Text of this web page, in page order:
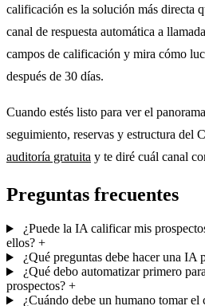
calificación es la solución más directa
canal de respuesta automática a
campos de calificación y mira cómo
después de 30 días.
Cuando estés listo para ver el
seguimiento, reservas y estructura
auditoría gratuita y te diré cuál canal
Preguntas frecuentes
¿Puede la IA calificar mis
ellos? +
¿Qué preguntas debe hacer una IA
¿Qué debo automatizar primero
prospectos? +
¿Cuándo debe un humano tomar